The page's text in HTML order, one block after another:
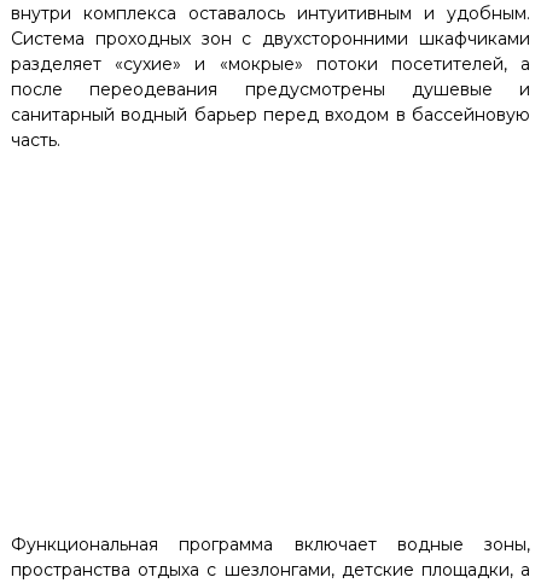
внутри комплекса оставалось интуитивным и удобным.
Система проходных зон с двухсторонними шкафчиками
разделяет «сухие» и «мокрые» потоки посетителей, а
после переодевания предусмотрены душевые и
санитарный водный барьер перед входом в бассейновую
часть.
Функциональная программа включает водные зоны,
пространства отдыха с шезлонгами, детские площадки, а